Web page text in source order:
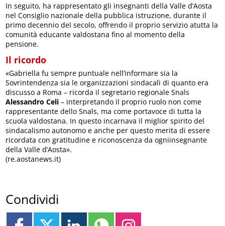
In seguito, ha rappresentato gli insegnanti della Valle d’Aosta
nel Consiglio nazionale della pubblica istruzione, durante il
primo decennio del secolo, offrendo il proprio servizio atutta la
comunità educante valdostana fino al momento della
pensione.
Il ricordo
«Gabriella fu sempre puntuale nell’informare sia la
Sovrintendenza sia le organizzazioni sindacali di quanto era
discusso a Roma – ricorda il segretario regionale Snals
Alessandro Celi – interpretando il proprio ruolo non come
rappresentante dello Snals, ma come portavoce di tutta la
scuola valdostana. In questo incarnava il miglior spirito del
sindacalismo autonomo e anche per questo merita di essere
ricordata con gratitudine e riconoscenza da ogniinsegnante
della Valle d’Aosta».
(re.aostanews.it)
Condividi